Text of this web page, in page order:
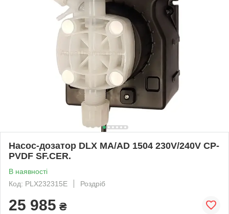
Насос-дозатор DLX MA/AD 1504 230V/240V CP-
PVDF SF.CER.
В наявності
Код: PLX232315E
Роздріб
25 985 ₴